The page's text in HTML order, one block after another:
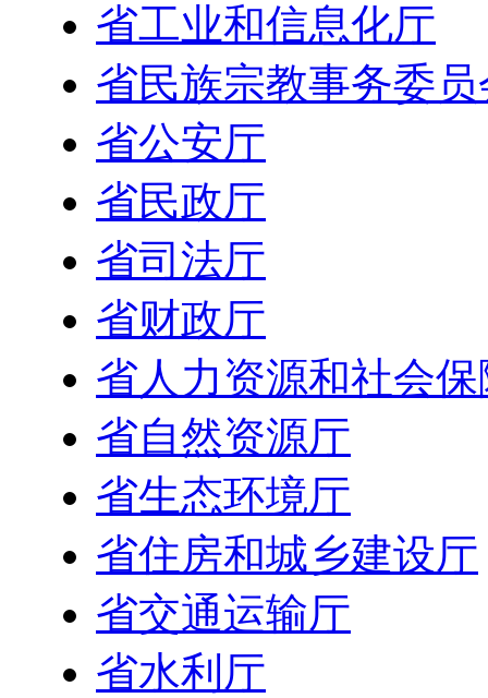
省工业和信息化厅
省民族宗教事务委员
省公安厅
省民政厅
省司法厅
省财政厅
省人力资源和社会
省自然资源厅
省生态环境厅
省住房和城乡建设厅
省交通运输厅
省水利厅